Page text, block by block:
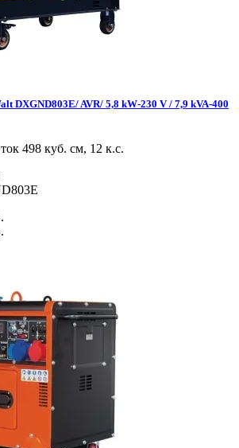
DXGND803E/ AVR/ 5,8 kW-230 V / 7,9 kVA-400
498 куб. см, 12 к.с.